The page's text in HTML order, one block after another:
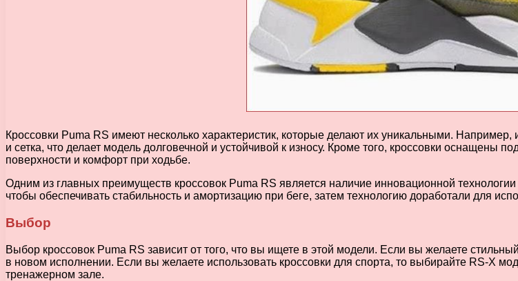
Кроссовки Puma RS имеют несколько характеристик, которые делают их уникальными. Например,
и сетка, что делает модель долговечной и устойчивой к износу. Кроме того, кроссовки
поверхности и комфорт при ходьбе.
Одним из главных преимуществ кроссовок Puma RS является наличие инновационной
чтобы обеспечивать стабильность и амортизацию при беге, затем технологию доработали для
Выбор
Выбор кроссовок Puma RS зависит от того, что вы ищете в этой модели. Если вы желаете
в новом исполнении. Если вы желаете использовать кроссовки для спорта, то выбирайте RS-X
тренажерном зале.